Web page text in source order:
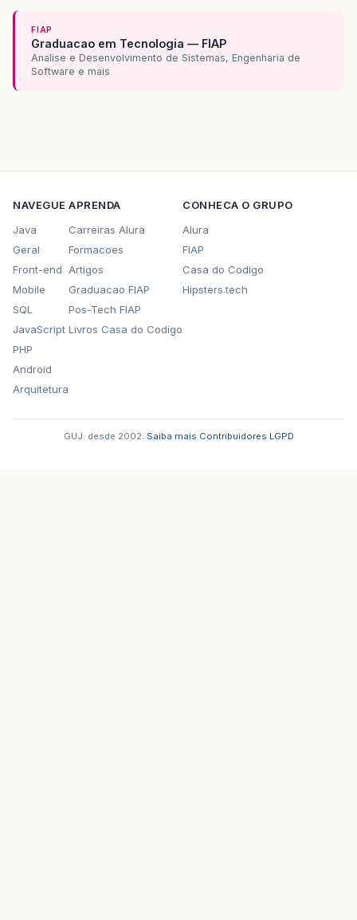
FIAP
Graduacao em Tecnologia — FIAP
Analise e Desenvolvimento de Sistemas, Engenharia de
Software e mais
NAVEGUE
Java
Geral
Front-end
Mobile
SQL
JavaScript
PHP
Android
Arquitetura
APRENDA
Carreiras Alura
Formacoes
Artigos
Graduacao FIAP
Pos-Tech FIAP
Livros Casa do Codigo
CONHECA O GRUPO
Alura
FIAP
Casa do Codigo
Hipsters.tech
GUJ: desde 2002. Saiba mais Contribuidores LGPD